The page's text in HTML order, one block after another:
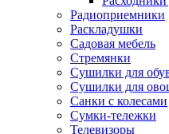
Радиоприемники
Раскладушки
Садовая мебель
Стремянки
Сушилки для
Сушилки для
Санки с колесами
Сумки-тележки
Телевизоры